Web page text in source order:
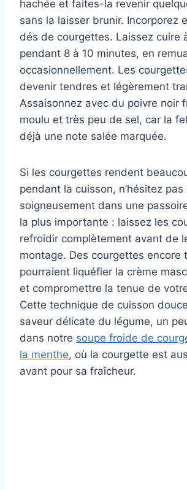
hachée et faites-la revenir
sans la laisser brunir. Incorporez
dés de courgettes. Laissez cuire
pendant 8 à 10 minutes, en
occasionnellement. Les
devenir tendres et légèrement
Assaisonnez avec du poivre noir
moulu et très peu de sel, car la
déjà une note salée marquée.
Si les courgettes rendent
pendant la cuisson, n’hésitez
soigneusement dans une
la plus importante : laissez les
refroidir complètement avant de
montage. Des courgettes encore
pourraient liquéfier la crème
et compromettre la tenue de
Cette technique de cuisson
saveur délicate du légume, un
dans notre soupe froide de
la menthe, où la courgette est
avant pour sa fraîcheur.